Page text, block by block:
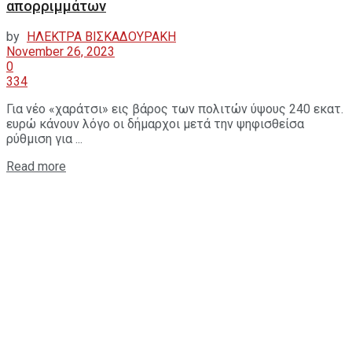
απορριμμάτων
by
ΗΛΕΚΤΡΑ ΒΙΣΚΑΔΟΥΡΑΚΗ
November 26, 2023
0
334
Για νέο «χαράτσι» εις βάρος των πολιτών ύψους 240 εκατ.
ευρώ κάνουν λόγο οι δήμαρχοι μετά την ψηφισθείσα
ρύθμιση για ...
Read more